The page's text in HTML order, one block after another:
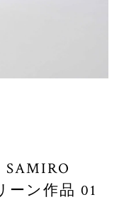
ン作品 01